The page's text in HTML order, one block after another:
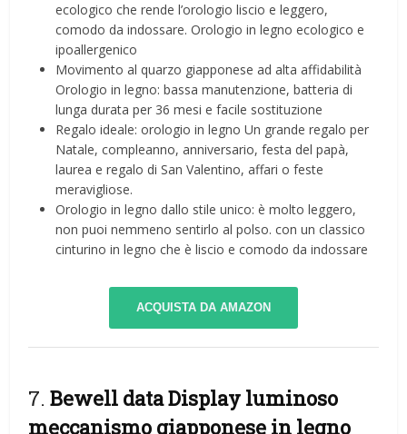
ecologico che rende l’orologio liscio e leggero,
comodo da indossare. Orologio in legno ecologico e
ipoallergenico
Movimento al quarzo giapponese ad alta affidabilità
Orologio in legno: bassa manutenzione, batteria di
lunga durata per 36 mesi e facile sostituzione
Regalo ideale: orologio in legno Un grande regalo per
Natale, compleanno, anniversario, festa del papà,
laurea e regalo di San Valentino, affari o feste
meravigliose.
Orologio in legno dallo stile unico: è molto leggero,
non puoi nemmeno sentirlo al polso. con un classico
cinturino in legno che è liscio e comodo da indossare
ACQUISTA DA AMAZON
7.Bewell data Display luminoso
meccanismo giapponese in legno